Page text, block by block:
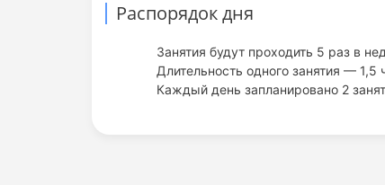
Распорядок дня
Занятия будут проходить 5 раз в
Длительность одного занятия — 1,5
Каждый день запланировано 2